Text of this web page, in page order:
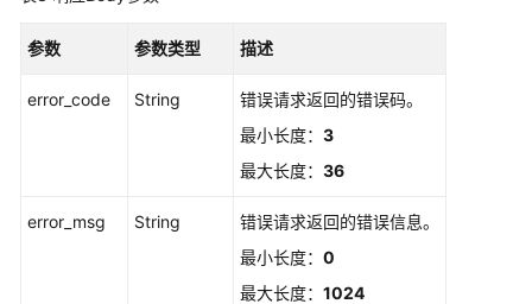
SSL
参数 参数类型 描述
error_code String
错误请求返回的错误码。
最小长度： 3
最大长度： 36
error_msg String
错误请求返回的错误信息。
最小长度： 0
最大长度： 1024